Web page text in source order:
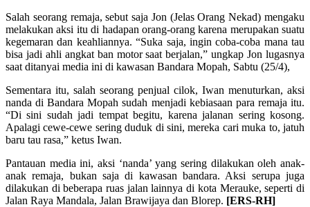
Salah seorang remaja, sebut saja Jon (Jelas Orang Nekad) mengaku
melakukan aksi itu di hadapan orang-orang karena merupakan suatu
kegemaran dan keahliannya. “Suka saja, ingin coba-coba mana tau
bisa jadi ahli angkat ban motor saat berjalan,” ungkap Jon lugasnya
saat ditanyai media ini di kawasan Bandara Mopah, Sabtu (25/4),
Sementara itu, salah seorang penjual cilok, Iwan menuturkan, aksi
nanda di Bandara Mopah sudah menjadi kebiasaan para remaja itu.
“Di sini sudah jadi tempat begitu, karena jalanan sering kosong.
Apalagi cewe-cewe sering duduk di sini, mereka cari muka to, jatuh
baru tau rasa,” ketus Iwan.
Pantauan media ini, aksi ‘nanda’ yang sering dilakukan oleh anak-
anak remaja, bukan saja di kawasan bandara. Aksi serupa juga
dilakukan di beberapa ruas jalan lainnya di kota Merauke, seperti di
Jalan Raya Mandala, Jalan Brawijaya dan Blorep. [ERS-RH]